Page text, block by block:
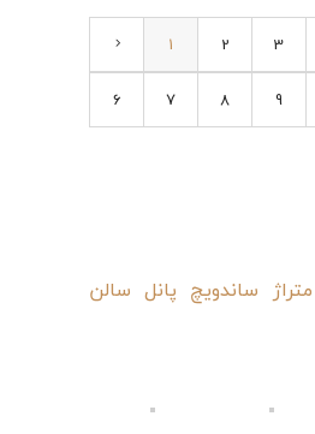
1 2 3
6 7 8 9
ساندویچ پانل سالن